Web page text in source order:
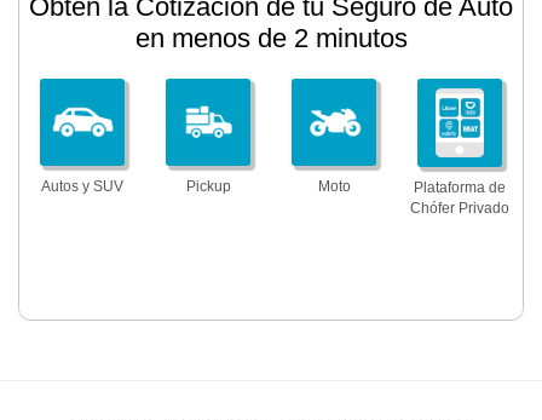
Obtén la Cotización de tu Seguro de Auto
en menos de 2 minutos
Autos y SUV Pickup Moto
Plataforma de
Chófer Privado